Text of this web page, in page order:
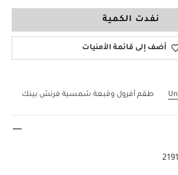
نفدت الكمية
أضف إلى قائمة الأمنيات
طقم أفرول وقبعة شمسية فرنش بينك